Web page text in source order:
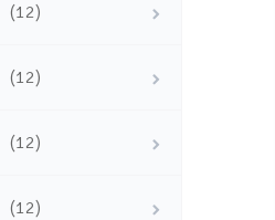
(12)
(12)
(12)
(12)